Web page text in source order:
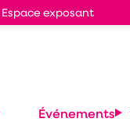
Espace exposant
Événements